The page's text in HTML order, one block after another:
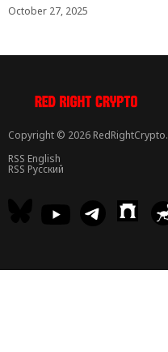
October 27, 2025
Copyright © 2026 RedRightCrypto.
RSS English
RSS Русский